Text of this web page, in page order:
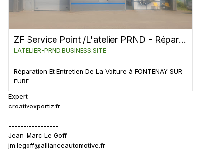
ZF Service Point /L'atelier PRND - Réparation Et Entretien De La Voiture à FONTENAY SUR EURE
LATELIER-PRND.BUSINESS.SITE
Réparation Et Entretien De La Voiture à FONTENAY SUR
EURE
Expert
creativexpertiz.fr
-----------------
Jean-Marc Le Goff
jm.legoff@allianceautomotive.fr
-----------------